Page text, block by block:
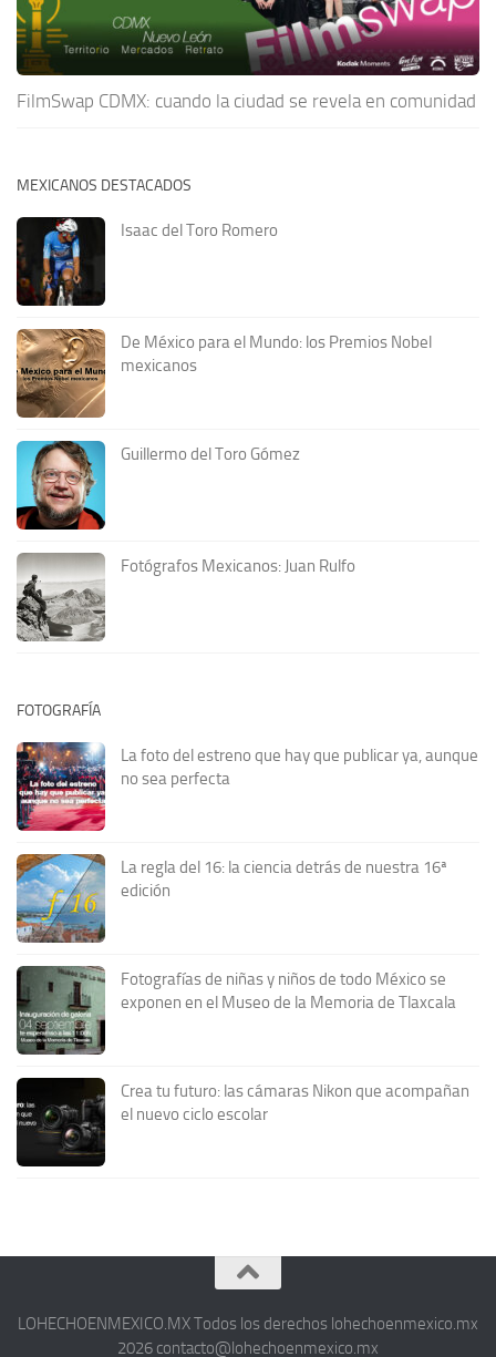
FilmSwap CDMX: cuando la ciudad se revela en comunidad
MEXICANOS DESTACADOS
Isaac del Toro Romero
De México para el Mundo: los Premios Nobel
mexicanos
Guillermo del Toro Gómez
Fotógrafos Mexicanos: Juan Rulfo
FOTOGRAFÍA
La foto del estreno que hay que publicar ya, aunque
no sea perfecta
La regla del 16: la ciencia detrás de nuestra 16ª
edición
Fotografías de niñas y niños de todo México se
exponen en el Museo de la Memoria de Tlaxcala
Crea tu futuro: las cámaras Nikon que acompañan
el nuevo ciclo escolar
LOHECHOENMEXICO.MX Todos los derechos lohechoenmexico.mx
2026 contacto@lohechoenmexico.mx